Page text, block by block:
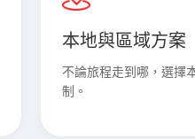
本地與區域方案
不論旅程走到哪，選擇
制。